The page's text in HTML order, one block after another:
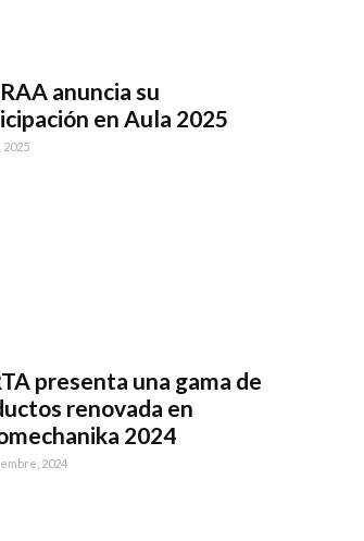
anuncia su
en Aula 2025
2025
presenta una gama de
renovada en
2024
2024